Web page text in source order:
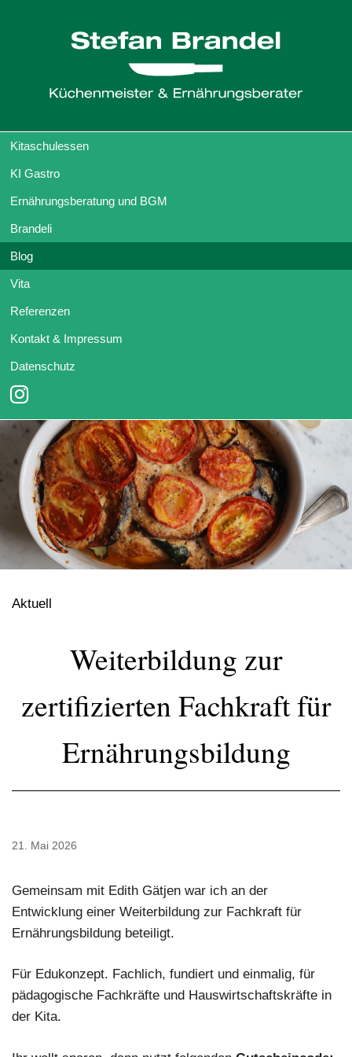
Kitaschulessen
KI Gastro
Ernährungsberatung und BGM
Brandeli
Blog
Vita
Referenzen
Kontakt & Impressum
Datenschutz
Aktuell
Weiterbildung zur
zertifizierten Fachkraft für
Ernährungsbildung
21. Mai 2026
Gemeinsam mit Edith Gätjen war ich an der
Entwicklung einer Weiterbildung zur Fachkraft für
Ernährungsbildung beteiligt.
Für Edukonzept. Fachlich, fundiert und einmalig, für
pädagogische Fachkräfte und Hauswirtschaftskräfte in
der Kita.